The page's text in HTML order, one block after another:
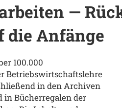
—
die Anfänge
100.000
Betriebswirtschaftslehre
in den Archiven
in Bücherregalen der